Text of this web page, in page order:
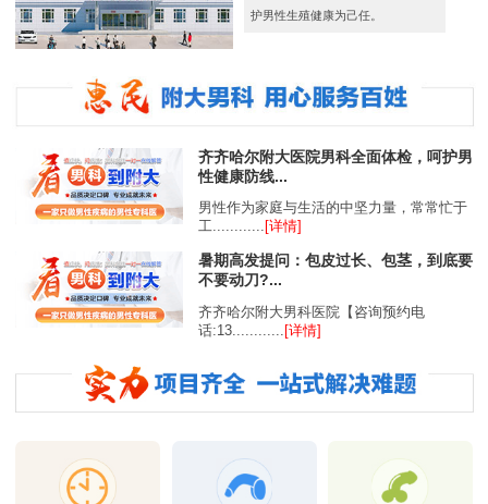
护男性生殖健康为己任。
齐齐哈尔附大医院男科全面体检，呵护男
性健康防线...
男性作为家庭与生活的中坚力量，常常忙于
工............ [详情]
暑期高发提问：包皮过长、包茎，到底要
不要动刀?...
齐齐哈尔附大男科医院【咨询预约电
话:13............
[详情]